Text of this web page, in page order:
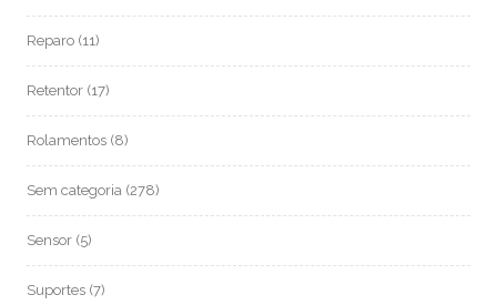
Reparo (11)
Retentor (17)
Rolamentos (8)
Sem categoria (278)
Sensor (5)
Suportes (7)